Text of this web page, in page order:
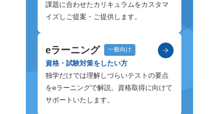
課題に合わせたカリキュラムをカスタマ
イズしご提案・ご提供します。
eラーニング 一般向け
資格・試験対策をしたい方
独学だけでは理解しづらいテストの要点
をeラーニングで解説。資格取得に向けて
サポートいたします。